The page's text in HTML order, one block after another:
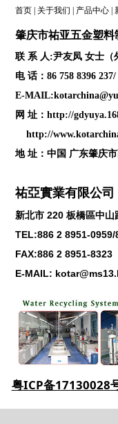
首页| 关于我们 | 产品中心|
肇庆市祐亚五金塑料
联 系 人:尹友凤 女士（
电 话：86 758 8396 237/
E-
网 址： http://
http://
地 址：中国 广东肇庆
祐亞實業有限公司
新北市220 板橋區中山
TEL:886 2 8951-0959/
FAX:886 2 8951-8323
E-MAIL:
粤ICP备17130028